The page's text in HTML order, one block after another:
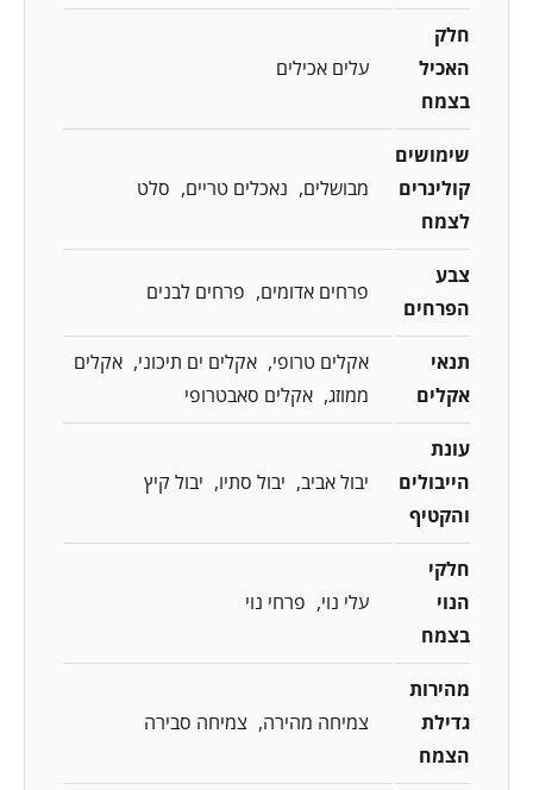
חלק
האכיל
בצמח
עלים אכילים
שימושים
קולינרים
לצמח
מבושלים נאכלים טריים סלט
צבע
הפרחים
פרחים אדומים פרחים לבנים
תנאי
אקלים
אקלים טרופי אקלים ים תיכוני
אקלים
ממוזג אקלים סאבטרופי
עונת
הייבולים
והקטיף
יבול אביב יבול סתיו יבול קיץ
חלקי
הנוי
בצמח
עלי נוי פרחי נוי
מהירות
גדילת
הצמח
צמיחה מהירה צמיחה סבירה